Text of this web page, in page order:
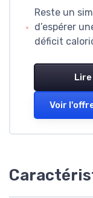
Reste un
d’espérer
déficit
Voir